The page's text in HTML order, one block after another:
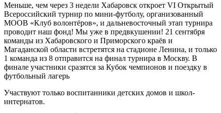
Меньше, чем через 3 недели Хабаровск откроет VI Открытый
Всероссийский турнир по мини-футболу, организованный
МООВ «Клуб волонтёров», и дальневосточный этап турнира
проводит наш фонд! Мы уже в предвкушении! 21 сентября
команды из Хабаровского и Приморского краёв и
Магаданской области встретятся на стадионе Ленина, и только
1 команда из 8 отправится на финал турнира в Москву. В
финале участники сразятся за Кубок чемпионов и поездку в
футбольный лагерь
Участвуют только воспитанники детских домов и школ-
интернатов.